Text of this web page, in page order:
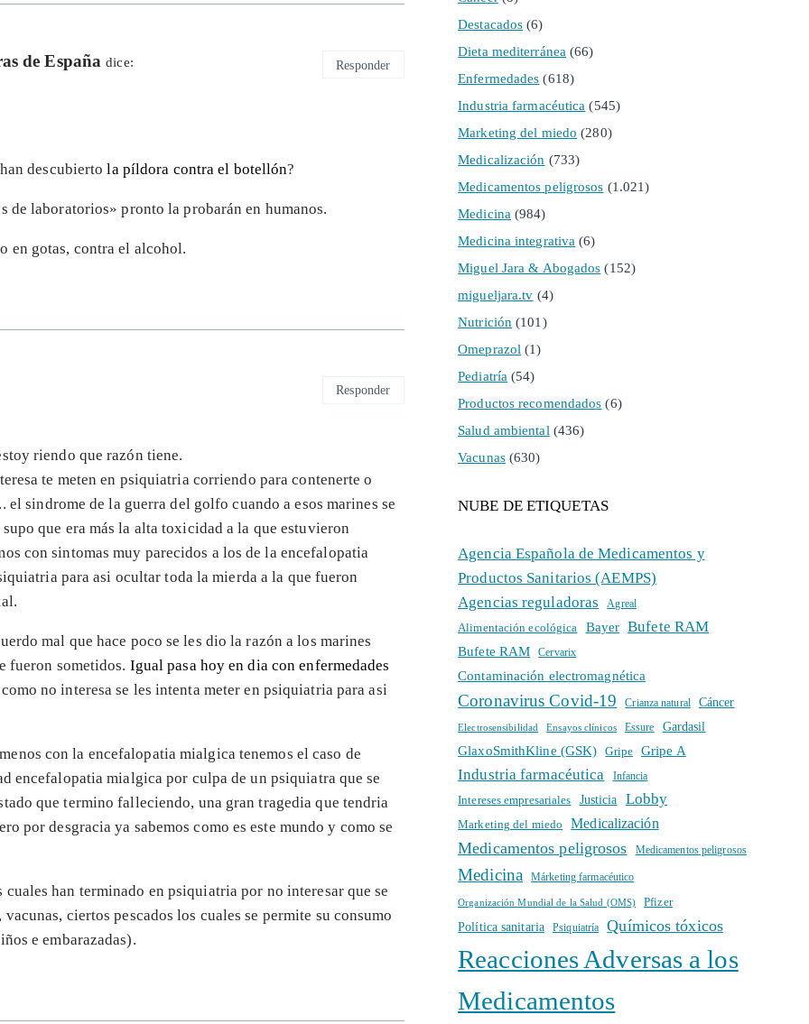
de España dice:
descubiertola píldora contra el botellón?
de laboratorios» pronto la probarán en humanos.
en gotas, contra el alcohol.
Responder
riendo que razón tiene.
te meten en psiquiatria corriendo para contenerte o
sindrome de la guerra del golfo cuando a esos marines se
que era más la alta toxicidad a la que estuvieron
con sintomas muy parecidos a los de la encefalopatia
para asi ocultar toda la mierda a la que fueron
mal que hace poco se les dio la razón a los marines
fueron sometidos. Igual pasa hoy en dia con enfermedades
no interesa se les intenta meter en psiquiatria para asi
con la encefalopatia mialgica tenemos el caso de
encefalopatia mialgica por culpa de un psiquiatra que se
que termino falleciendo, una gran tragedia que tendria
por desgracia ya sabemos como es este mundo y como se
han terminado en psiquiatria por no interesar que se
ciertos pescados los cuales se permite su consumo
e embarazadas).
Responder
Destacados (6)
Dieta mediterránea (66)
Enfermedades (618)
Industria farmacéutica (545)
Marketing del miedo (280)
Medicalización (733)
Medicamentos peligrosos (1.021)
Medicina (984)
Medicina integrativa (6)
Miguel Jara & Abogados (152)
migueljara.tv (4)
Nutrición (101)
Omeprazol (1)
Pediatría (54)
Productos recomendados (6)
Salud ambiental (436)
Vacunas(630)
NUBE DE ETIQUETAS
Agencia Española de Medicamentos y
Productos Sanitarios (AEMPS)
Agencias reguladoras
Agreal
Alimentación ecológica Bayer Bufete RAM
Bufete RAM Cervarix
Contaminación electromagnética
Coronavirus Covid-19 Crianza natural Cáncer
Electrosensibilidad Ensayos clínicos Essure Gardasil
GlaxoSmithKline (GSK) Gripe Gripe A
Industria farmacéutica Infancia
Intereses empresariales Justicia Lobby
Marketing del miedo Medicalización
Medicamentos peligrosos Medicamentos peligrosos
Medicina Márketing farmacéutico
Organización Mundial de la Salud (OMS) Pfizer
Política sanitaria Psiquiatría Químicos tóxicos
Reacciones Adversas a los
Medicamentos